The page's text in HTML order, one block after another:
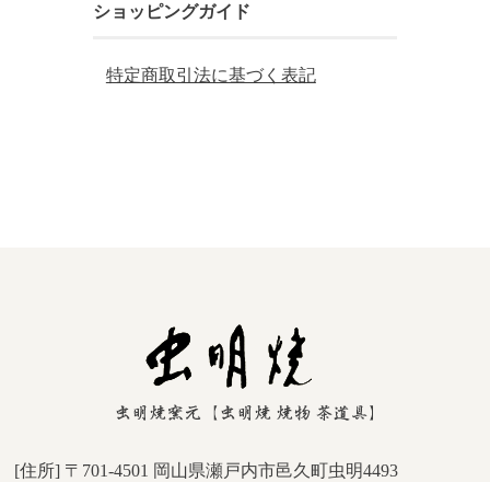
ショッピングガイド
特定商取引法に基づく表記
[住所] 〒701-4501 岡山県瀬戸内市邑久町虫明4493